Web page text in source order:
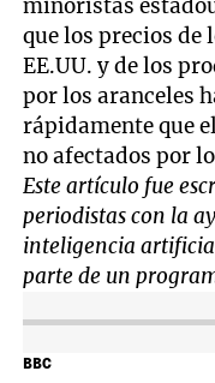
minoristas
que los precios
EE.UU. y de los
por los aranceles
rápidamente que
no afectados por
Este artículo fue
periodistas con la
inteligencia
parte de un
BBC